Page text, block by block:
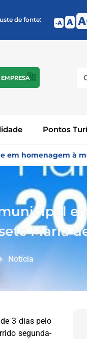
de fonte: A A A
EMPRESA
Pontos
em homenagem à
Maria
Notícia
3 dias pelo
segunda-